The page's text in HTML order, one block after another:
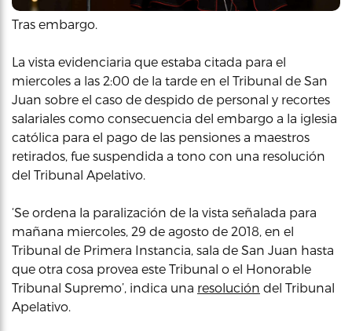
Tras embargo.
La vista evidenciaria que estaba citada para el
miercoles a las 2:00 de la tarde en el Tribunal de San
Juan sobre el caso de despido de personal y recortes
salariales como consecuencia del embargo a la iglesia
católica para el pago de las pensiones a maestros
retirados, fue suspendida a tono con una resolución
del Tribunal Apelativo.
‘Se ordena la paralización de la vista señalada para
mañana miercoles, 29 de agosto de 2018, en el
Tribunal de Primera Instancia, sala de San Juan hasta
que otra cosa provea este Tribunal o el Honorable
Tribunal Supremo’, indica una resolución del Tribunal
Apelativo.